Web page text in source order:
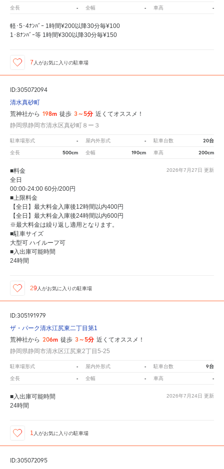
全長 - 全幅 - 車高 -
軽･5･4ﾅﾝﾊﾞｰ 1時間¥200以降30分毎¥100
1･8ﾅﾝﾊﾞｰ等 1時間¥300以降30分毎¥150
7 人がお気に入りの駐車場
ID:305072094
清水真砂町
荒神社から 198m 徒歩 3～5分 近くてオススメ！
静岡県静岡市清水区真砂町８ー３
駐車場形式 - 屋内外形式 - 駐車台数 20台
全長 500cm 全幅 190cm 車高 200cm
2026年7月27日 更新
■料金
全日
00:00-24:00 60分/200円
■上限料金
【全日】最大料金入庫後12時間以内400円
【全日】最大料金入庫後24時間以内600円
※最大料金は繰り返し適用となります。
■駐車サイズ
大型可 ハイルーフ可
■入出庫可能時間
24時間
29人がお気に入りの駐車場
ID:305191979
ザ・パーク清水江尻東二丁目第1
荒神社から 206m 徒歩 3～5分 近くてオススメ！
静岡県静岡市清水区江尻東2丁目5-25
駐車場形式 - 屋内外形式 - 駐車台数 9台
全長 - 全幅 - 車高 -
2026年7月24日 更新
■入出庫可能時間
24時間
1 人がお気に入りの駐車場
ID:305072095